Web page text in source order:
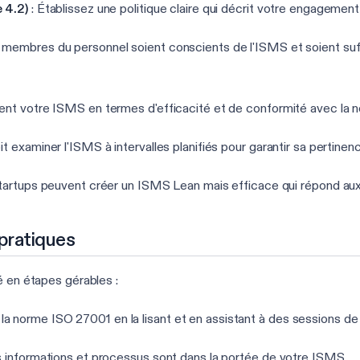
4.2) : Établissez une politique claire qui décrit votre
du personnel soient conscients de l'ISMS et soient
votre ISMS en termes d'efficacité et de conformité avec la
examiner l'ISMS à intervalles planifiés pour garantir sa
peuvent créer un ISMS Lean mais efficace qui répond
étapes gérables :
norme ISO 27001 en la lisant et en assistant à des sessions